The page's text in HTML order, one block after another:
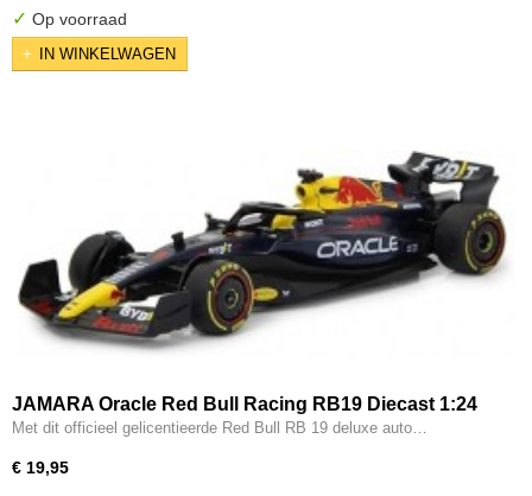
✓ Op voorraad
IN WINKELWAGEN
JAMARA Oracle Red Bull Racing RB19 Diecast 1:24
Met dit officieel gelicentieerde Red Bull RB 19 deluxe auto…
€ 19,95